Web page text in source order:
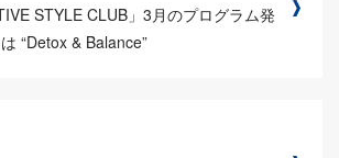
STYLE CLUB」3月のプログラム発
“Detox & Balance”